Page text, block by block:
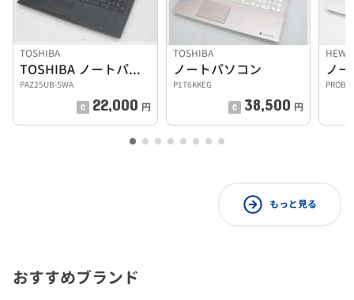
TOSHIBA
TOSHIBA ノートパソコン
PAZ25UB-SWA
22,000 円
TOSHIBA
ノートパソコン
P1T6KKEG
38,500 円
ノ
もっと見る
おすすめブランド